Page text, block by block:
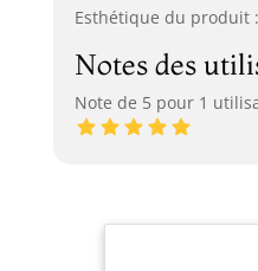
Esthétique du produit :
Notes des
Note de 5 pour 1